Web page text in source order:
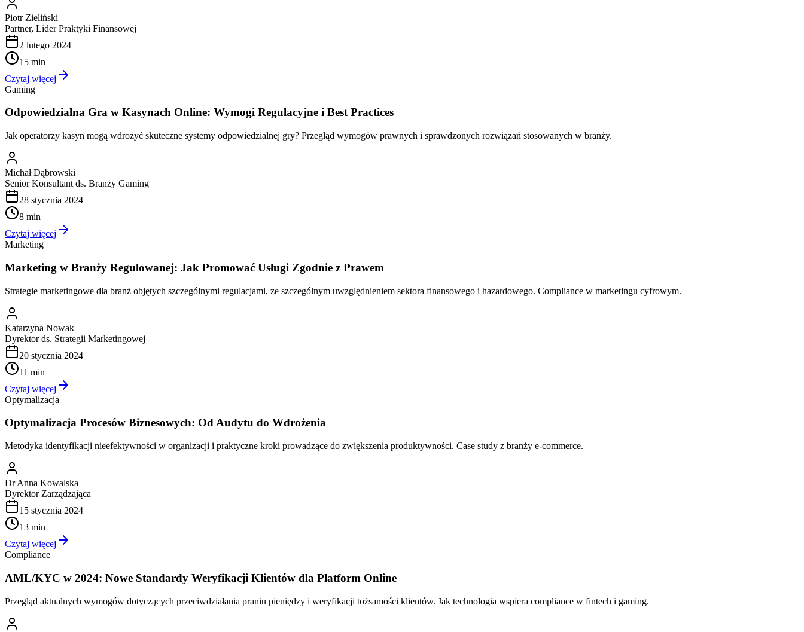
Piotr Zieliński
Partner, Lider Praktyki Finansowej
2 lutego 2024
15 min
Czytaj więcej
Gaming
Odpowiedzialna Gra w Kasynach Online: Wymogi Regulacyjne i Best Practices
Jak operatorzy kasyn mogą wdrożyć skuteczne systemy odpowiedzialnej gry? Przegląd wymogów prawnych i sprawdzonych rozwiązań stosowanych w branży.
Michał Dąbrowski
Senior Konsultant ds. Branży Gaming
28 stycznia 2024
8 min
Czytaj więcej
Marketing
Marketing w Branży Regulowanej: Jak Promować Usługi Zgodnie z Prawem
Strategie marketingowe dla branż objętych szczególnymi regulacjami, ze szczególnym uwzględnieniem sektora finansowego i hazardowego. Compliance w marketingu cyfrowym.
Katarzyna Nowak
Dyrektor ds. Strategii Marketingowej
20 stycznia 2024
11 min
Czytaj więcej
Optymalizacja
Optymalizacja Procesów Biznesowych: Od Audytu do Wdrożenia
Metodyka identyfikacji nieefektywności w organizacji i praktyczne kroki prowadzące do zwiększenia produktywności. Case study z branży e-commerce.
Dr Anna Kowalska
Dyrektor Zarządzająca
15 stycznia 2024
13 min
Czytaj więcej
Compliance
AML/KYC w 2024: Nowe Standardy Weryfikacji Klientów dla Platform Online
Przegląd aktualnych wymogów dotyczących przeciwdziałania praniu pieniędzy i weryfikacji tożsamości klientów. Jak technologia wspiera compliance w fintech i gaming.